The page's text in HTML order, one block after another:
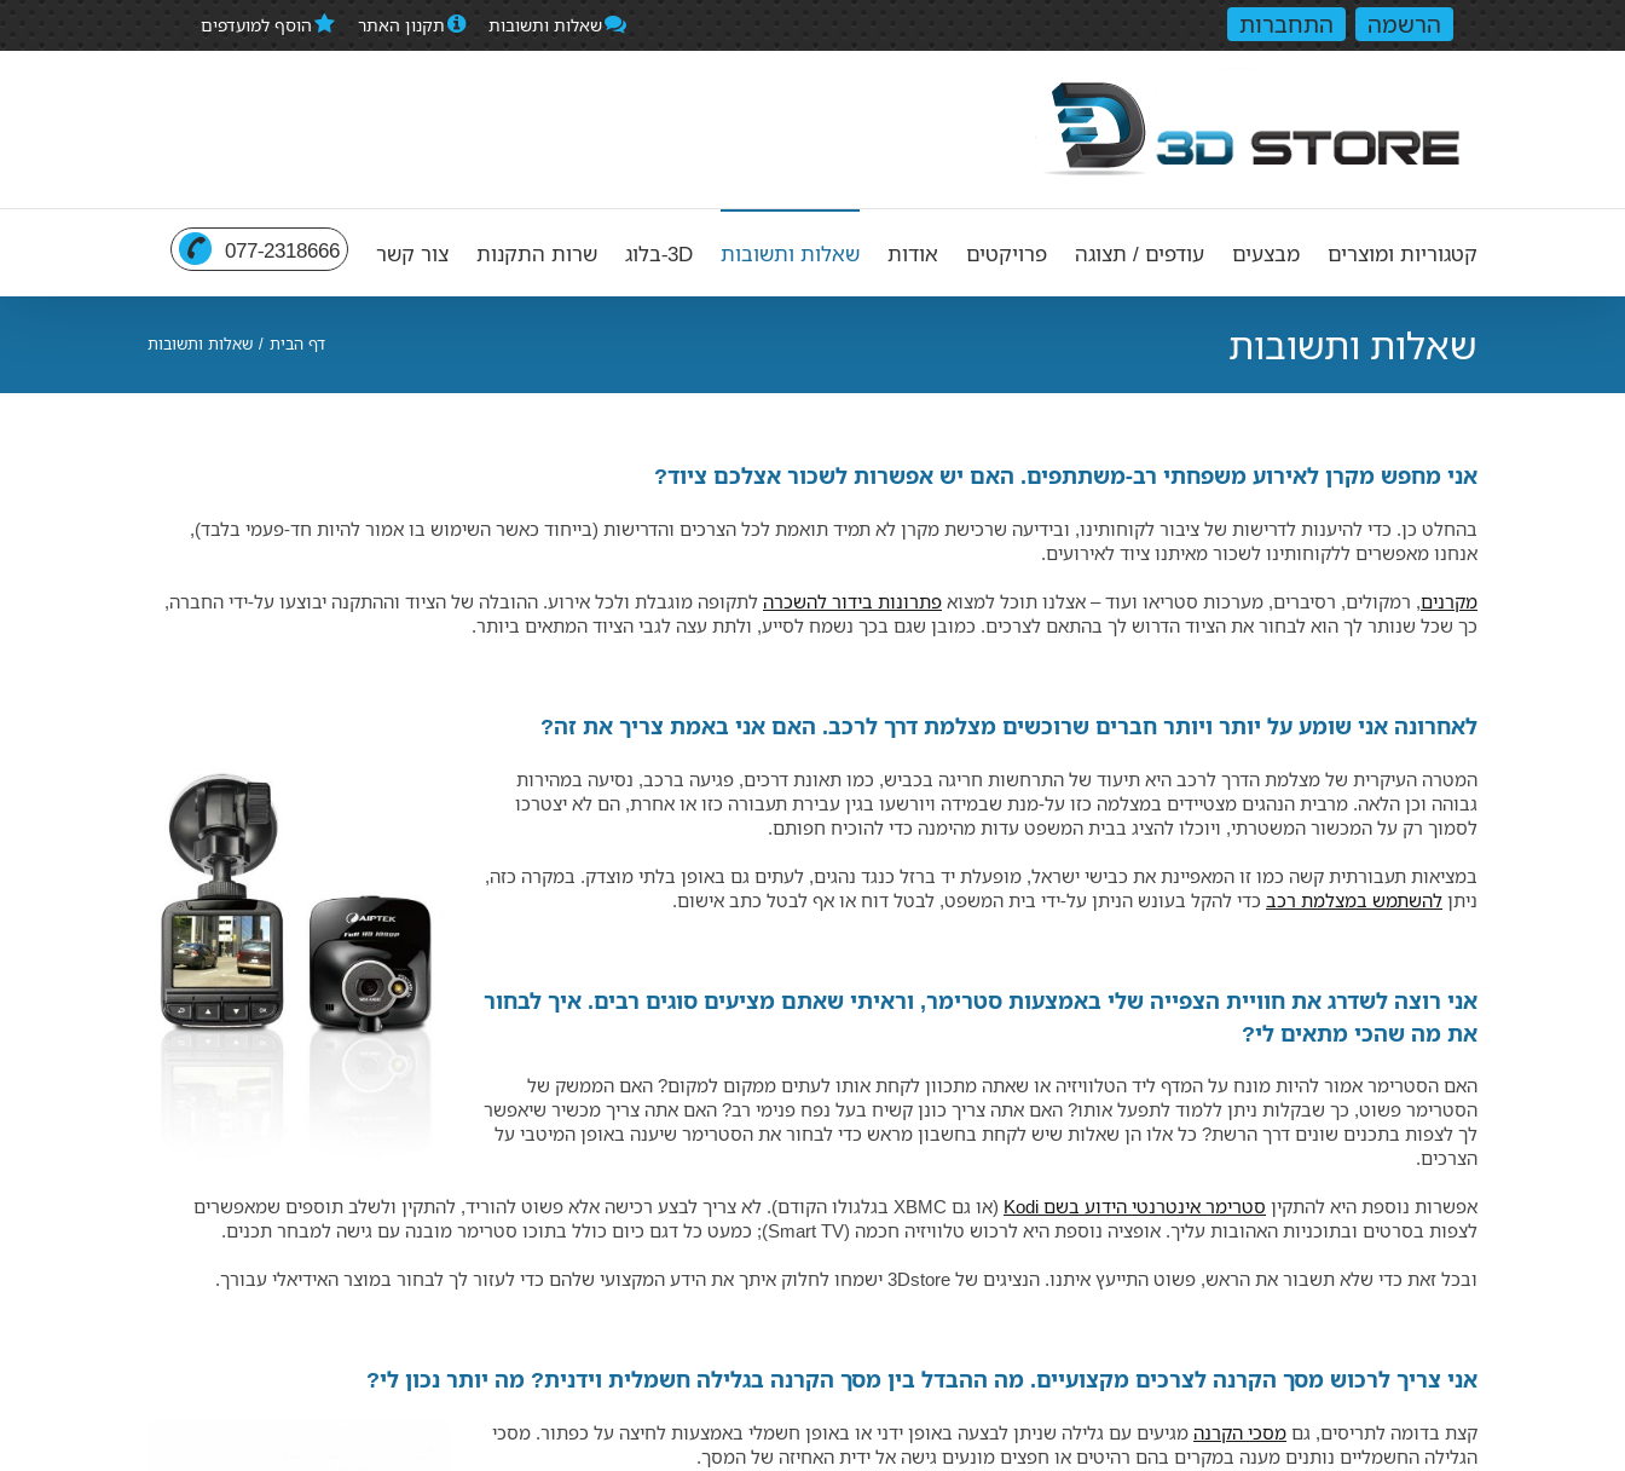
שאלות ותשובות תקנון האתר הוסף למועדפים הרשמה התחברות
קטגוריות ומוצרים מבצעים עודפים / תצוגה פרויקטים אודות שאלות ותשובות 3D-בלוג שרות התקנות צור קשר 077-2318666
שאלות ותשובות דף הבית / שאלות ותשובות
אני מחפש מקרן לאירוע משפחתי רב-משתתפים. האם יש אפשרות לשכור אצלכם ציוד?
בהחלט כן. כדי להיענות לדרישות של ציבור לקוחותינו, ובידיעה שרכישת מקרן לא תמיד תואמת לכל הצרכים והדרישות (בייחוד כאשר השימוש בו אמור להיות חד-פעמי בלבד),
אנחנו מאפשרים ללקוחותינו לשכור מאיתנו ציוד לאירועים.
מקרנים, רמקולים, רסיברים, מערכות סטריאו ועוד – אצלנו תוכל למצוא פתרונות בידור להשכרה לתקופה מוגבלת ולכל אירוע. ההובלה של הציוד וההתקנה יבוצעו על-ידי החברה,
כך שכל שנותר לך הוא לבחור את הציוד הדרוש לך בהתאם לצרכים. כמובן שגם בכך נשמח לסייע, ולתת עצה לגבי הציוד המתאים ביותר.
לאחרונה אני שומע על יותר ויותר חברים שרוכשים מצלמת דרך לרכב. האם אני באמת צריך את זה?
המטרה העיקרית של מצלמת הדרך לרכב היא תיעוד של התרחשות חריגה בכביש, כמו תאונת דרכים, פגיעה ברכב, נסיעה במהירות
גבוהה וכן הלאה. מרבית הנהגים מצטיידים במצלמה כזו על-מנת שבמידה ויורשעו בגין עבירת תעבורה כזו או אחרת, הם לא יצטרכו
לסמוך רק על המכשור המשטרתי, ויוכלו להציג בבית המשפט עדות מהימנה כדי להוכיח חפותם.
במציאות תעבורתית קשה כמו זו המאפיינת את כבישי ישראל, מופעלת יד ברזל כנגד נהגים, לעתים גם באופן בלתי מוצדק. במקרה כזה,
ניתן להשתמש במצלמת רכב כדי להקל בעונש הניתן על-ידי בית המשפט, לבטל דוח או אף לבטל כתב אישום.
אני רוצה לשדרג את חוויית הצפייה שלי באמצעות סטרימר, וראיתי שאתם מציעים סוגים רבים. איך לבחור
את מה שהכי מתאים לי?
האם הסטרימר אמור להיות מונח על המדף ליד הטלוויזיה או שאתה מתכוון לקחת אותו לעתים ממקום למקום? האם הממשק של
הסטרימר פשוט, כך שבקלות ניתן ללמוד לתפעל אותו? האם אתה צריך כונן קשיח בעל נפח פנימי רב? האם אתה צריך מכשיר שיאפשר
לך לצפות בתכנים שונים דרך הרשת? כל אלו הן שאלות שיש לקחת בחשבון מראש כדי לבחור את הסטרימר שיענה באופן המיטבי על
הצרכים.
אפשרות נוספת היא להתקין סטרימר אינטרנטי הידוע בשם Kodi
(או גם XBMC בגלגולו הקודם). לא צריך לבצע רכישה אלא פשוט להוריד, להתקין ולשלב תוספים שמאפשרים
לצפות בסרטים ובתוכניות האהובות עליך. אופציה נוספת היא לרכוש טלוויזיה חכמה (Smart TV); כמעט כל דגם כיום כולל בתוכו סטרימר מובנה עם גישה למבחר תכנים.
ובכל זאת כדי שלא תשבור את הראש, פשוט התייעץ איתנו. הנציגים של 3Dstore ישמחו לחלוק איתך את הידע המקצועי שלהם כדי לעזור לך לבחור במוצר האידיאלי עבורך.
אני צריך לרכוש מסך הקרנה לצרכים מקצועיים. מה ההבדל בין מסך הקרנה בגלילה חשמלית וידנית? מה יותר נכון לי?
קצת בדומה לתריסים, גם מסכי הקרנה מגיעים עם גלילה שניתן לבצעה באופן ידני או באופן חשמלי באמצעות לחיצה על כפתור. מסכי
הגלילה החשמליים נותנים מענה במקרים בהם רהיטים או חפצים מונעים גישה אל ידית האחיזה של המסך.